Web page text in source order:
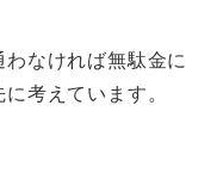
なければ無駄金に
考えています。